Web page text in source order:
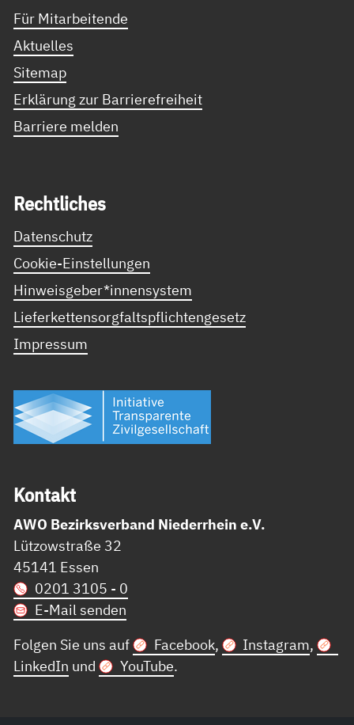
Für Mitarbeitende
Aktuelles
Sitemap
Erklärung zur Barrierefreiheit
Barriere melden
Recht­li­ches
Datenschutz
Cookie-Einstellungen
Hinweisgeber*innensystem
Lieferkettensorgfaltspflichtengesetz
Impressum
Kon­takt
AWO Bezirksverband Niederrhein e.V.
Lützowstraße 32
45141 Essen
0201 3105 - 0
E-Mail senden
Folgen Sie uns auf
Facebook, Instagram,
LinkedIn und YouTube.